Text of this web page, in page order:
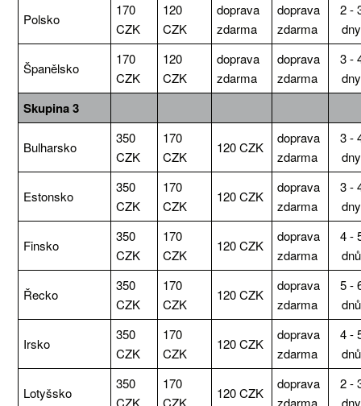
Polsko
170
CZK
120
CZK
doprava
zdarma
doprava
zdarma
2 -
dny
Španělsko
170
CZK
120
CZK
doprava
zdarma
doprava
zdarma
3 -
dny
Skupina 3
Bulharsko
350
CZK
170
CZK
120 CZK
doprava
zdarma
3 -
dny
Estonsko
350
CZK
170
CZK
120 CZK
doprava
zdarma
3 -
dny
Finsko
350
CZK
170
CZK
120 CZK
doprava
zdarma
4 -
dnů
Řecko
350
CZK
170
CZK
120 CZK
doprava
zdarma
5 -
dnů
Irsko
350
CZK
170
CZK
120 CZK
doprava
zdarma
4 -
dnů
Lotyšsko
350
170
120 CZK
doprava
2 -